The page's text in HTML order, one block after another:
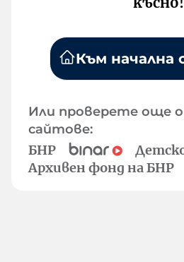
Към начална
Или проверете още
сайтове:
БНР
Архивен фонд на БНР